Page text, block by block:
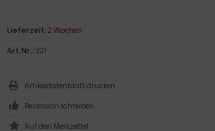
Lieferzeit: 2 Wochen
Art.Nr.: 221
Artikeldatenblatt drucken
Rezension schreiben